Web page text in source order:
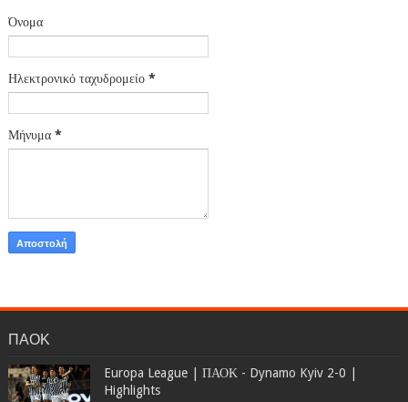
Όνομα
Ηλεκτρονικό ταχυδρομείο *
Μήνυμα *
ΠΑΟΚ
Europa League | ΠΑΟΚ - Dynamo Kyiv 2-0 |
Highlights